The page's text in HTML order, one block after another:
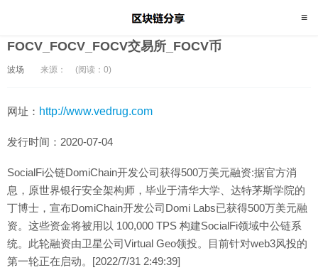
FOCV_FOCV_FOCV交易所_FOCV币
波场 来源： (阅读：0)
网址： http://www.vedrug.com
发行时间：2020-07-04
SocialFi公链DomiChain开发公司获得500万美元融资:据官方消
息，原世界银行安全架构师，毕业于清华大学、达特茅斯学院的
丁博士，宣布DomiChain开发公司Domi Labs已获得500万美元融
资。这些资金将被用以 100,000 TPS 构建SocialFi领域中公链系
统。此轮融资由卫星公司Virtual Geo领投。目前针对web3风投的
第一轮正在启动。[2022/7/31 2:49:39]